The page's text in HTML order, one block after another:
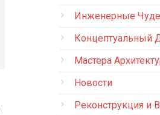
Инженерные
Концептуальный
Мастера
Новости
Реконструкция и